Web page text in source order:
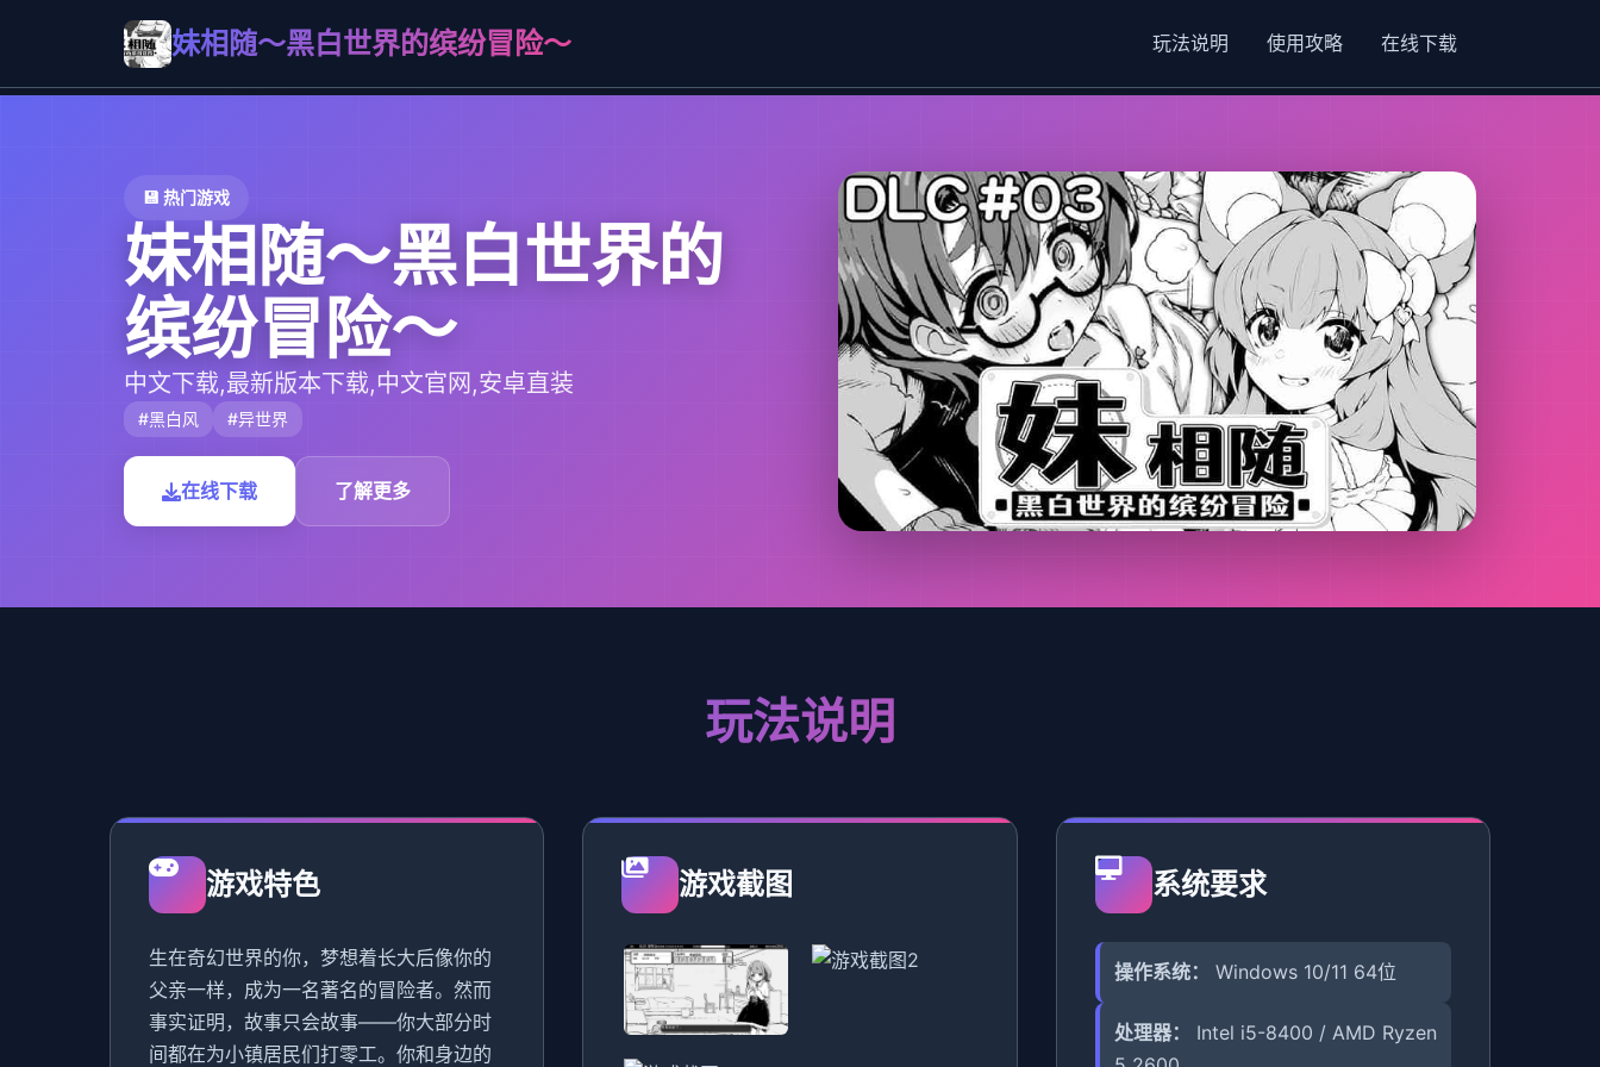
妹相随～黑白世界的缤纷冒险～ 玩法说明 使用攻略 在线下载
💾 热门游戏
妹相随～黑白世界的
缤纷冒险～
中文下载,最新版本下载,中文官网,安卓直装
#黑白风 #异世界
在线下载 了解更多
玩法说明
游戏特色
生在奇幻世界的你，梦想着长大后像你的
父亲一样，成为一名著名的冒险者。然而
事实证明，故事只会故事——你大部分时
间都在为小镇居民们打零工。你和身边的
游戏截图 系统要求
操作系统： Windows 10/11 64位
处理器：
Intel i5-8400 / AMD Ryzen